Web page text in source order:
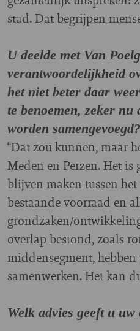
stad. Dat begrijpen
U deelde met Van
verantwoordelijkheid
het niet beter daar
te benoemen, zeker
worden samengevoegd?
“Dat zou kunnen, maar
Meden en Perzen. Het is
blijven maken tussen
bestaande voorraad en
grondzaken/
overlap bestond, zoals
middensegment,
samenwerken. Het kan
Welk advies geeft u uw